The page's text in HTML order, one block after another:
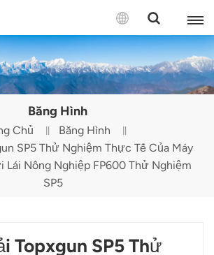
VỚI CHÚNG TÔI
English
Español
Русский
Português(Portugal)
Türkçe
Băng Hình
Chủ
Băng Hình
SP5 Thử Nghiệm Thực Tế Của Máy
Lái Nông Nghiệp FP600 Thử Nghiệm
SP5
Topxgun SP5 Thử